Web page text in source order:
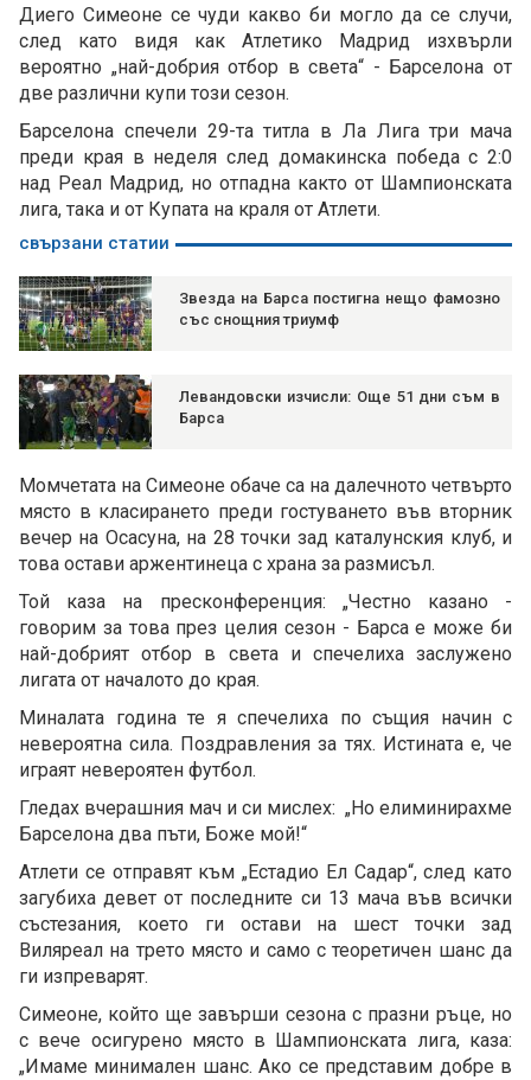
Диего Симеоне се чуди какво би могло да се случи,
след като видя как Атлетико Мадрид изхвърли
вероятно „най-добрия отбор в света“ - Барселона от
две различни купи този сезон.
Барселона спечели 29-та титла в Ла Лига три мача
преди края в неделя след домакинска победа с 2:0
над Реал Мадрид, но отпадна както от Шампионската
лига, така и от Купата на краля от Атлети.
свързани статии
Звезда на Барса постигна нещо фамозно
със снощния триумф
Левандовски изчисли: Още 51 дни съм в
Барса
Момчетата на Симеоне обаче са на далечното четвърто
място в класирането преди гостуването във вторник
вечер на Осасуна, на 28 точки зад каталунския клуб, и
това остави аржентинеца с храна за размисъл.
Той каза на пресконференция: „Честно казано -
говорим за това през целия сезон - Барса е може би
най-добрият отбор в света и спечелиха заслужено
лигата от началото до края.
Миналата година те я спечелиха по същия начин с
невероятна сила. Поздравления за тях. Истината е, че
играят невероятен футбол.
Гледах вчерашния мач и си мислех: „Но елиминирахме
Барселона два пъти, Боже мой!“
Атлети се отправят към „Естадио Ел Садар“, след като
загубиха девет от последните си 13 мача във всички
състезания, което ги остави на шест точки зад
Виляреал на трето място и само с теоретичен шанс да
ги изпреварят.
Симеоне, който ще завърши сезона с празни ръце, но
с вече осигурено място в Шампионската лига, каза:
„Имаме минимален шанс. Ако се представим добре в